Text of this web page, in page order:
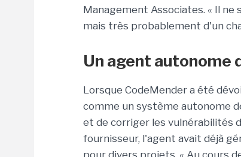
Management Associates. « Il
mais très probablement d'un
Un agent autonome
Lorsque CodeMender a été
comme un système autonome
et de corriger les vulnérabilités
fournisseur, l'agent avait déjà
pour divers projets. « Au cours